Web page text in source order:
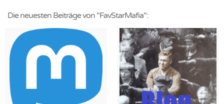
Die neuesten Beiträge von "FavStarMafia":